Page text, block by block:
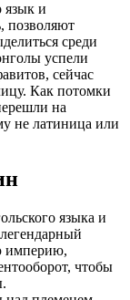
язык и
позволяют
среди
успели
сейчас
Как потомки
на
не латиница или
языка и
империю,
чтобы